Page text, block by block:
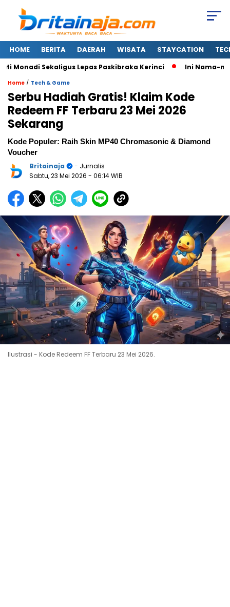
HOME BERITA DAERAH WISATA STAYCATION
Sekaligus Lepas Paskibraka Kerinci Ini Nama-nama
Home / Tech & Game
Serbu Hadiah Gratis! Klaim Kode
Redeem FF Terbaru 23 Mei 2026
Sekarang
Kode Populer: Raih Skin MP40 Chromasonic & Diamond
Voucher
Britainaja
- Jurnalis
Sabtu, 23 Mei 2026 - 06:14 WIB
Ilustrasi - Kode Redeem FF Terbaru 23 Mei 2026.